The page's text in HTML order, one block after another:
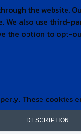
the website.
also use third-
the option to
These
DESCRIPTION